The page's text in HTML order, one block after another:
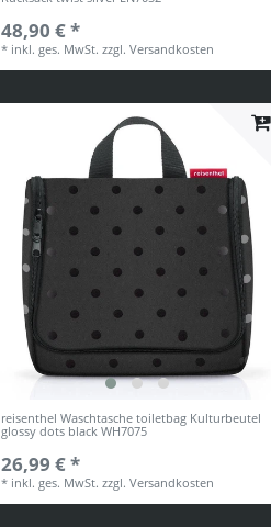
48,90 € *
* inkl. ges. MwSt. zzgl.Versandkosten
reisenthel Waschtasche toiletbag Kulturbeutel
glossy dots black WH7075
26,99 € *
* inkl. ges. MwSt. zzgl.Versandkosten